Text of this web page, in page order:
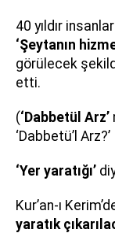
40 yıldır
‘Şeytanın
görülecek
etti.
(‘Dabbetül Arz’
‘Dabbetü’l Arz?’
‘Yer yaratığı’
Kur’an-ı
yaratık